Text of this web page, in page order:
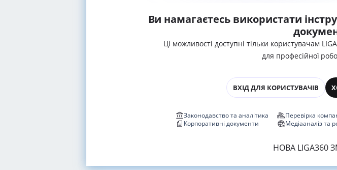
Ви намагаєтесь використати
Ці можливості доступні тільки користувачам
для професійної
ВХІД ДЛЯ КОРИСТУВАЧІВ
Законодавство та аналітика
Корпоративні документи
Перевірка
Медіааналіз та
НОВА LIGA360